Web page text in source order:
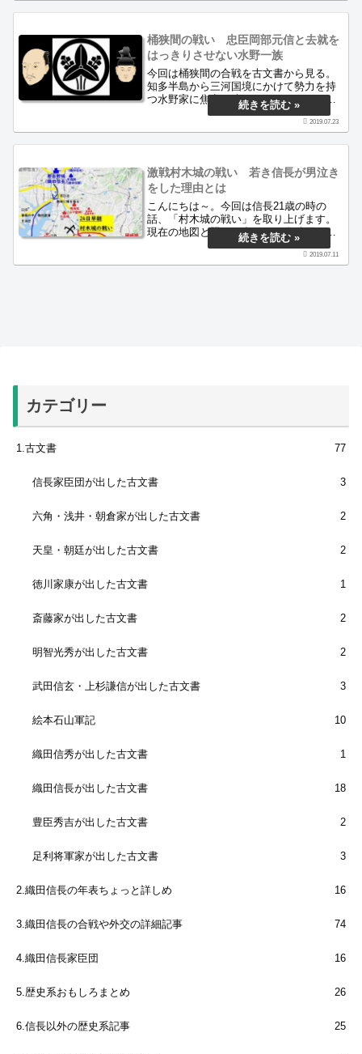
桶狭間の戦い 忠臣岡部元信と去就を
はっきりさせない水野一族
今回は桶狭間の合戦を古文書から見る。
知多半島から三河国境にかけて勢力を持
つ水野家に焦点を絞り、どのようにして
この難局を切り抜けたのかを調べた。織
田信長と今川義元の間に揺れる弱小国人
2019.07.23
激戦村木城の戦い 若き信長が男泣き
をした理由とは
こんにちは～。今回は信長21歳の時の
話、「村木城の戦い」を取り上げます。
現在の地図と照らし合わせて布陣図を描
いてみました。合戦の詳細も書いてま
す。時は天文23年（1554・年次について
2019.07.11
カテゴリー
1.古文書 77
信長家臣団が出した古文書 3
六角・浅井・朝倉家が出した古文書 2
天皇・朝廷が出した古文書 2
徳川家康が出した古文書 1
斎藤家が出した古文書 2
明智光秀が出した古文書 2
武田信玄・上杉謙信が出した古文書 3
絵本石山軍記 10
織田信秀が出した古文書 1
織田信長が出した古文書 18
豊臣秀吉が出した古文書 2
足利将軍家が出した古文書 3
2.織田信長の年表ちょっと詳しめ 16
3.織田信長の合戦や外交の詳細記事 74
4.織田信長家臣団 16
5.歴史系おもしろまとめ 26
6.信長以外の歴史系記事 25